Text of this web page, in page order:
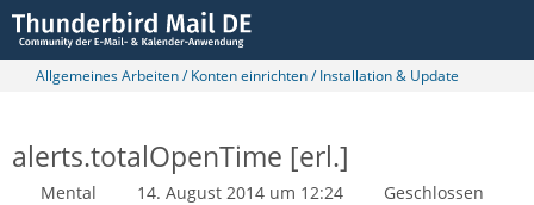
Allgemeines Arbeiten / Konten einrichten / Installation & Update
alerts.totalOpenTime [erl.]
Mental 14. August 2014 um 12:24
Geschlossen